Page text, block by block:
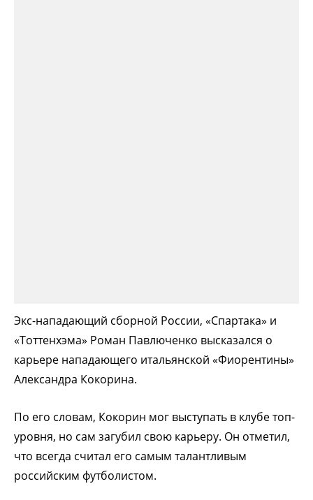
Экс-нападающий сборной России, «Спартака» и
«Тоттенхэма» Роман Павлюченко высказался о
карьере нападающего итальянской «Фиорентины»
Александра Кокорина.
По его словам, Кокорин мог выступать в клубе топ-
уровня, но сам загубил свою карьеру. Он отметил,
что всегда считал его самым талантливым
российским футболистом.